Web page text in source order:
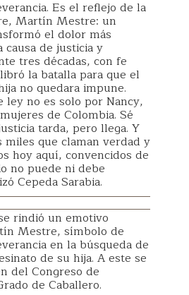
Es el reflejo de la
Martín Mestre: un
el dolor más
de justicia y
tres décadas, con fe
la batalla para que el
no quedara impune.
ley no es solo por Nancy,
de Colombia. Sé
tarda, pero llega. Y
que claman verdad y
hoy aquí, convencidos de
no puede ni debe
Cepeda Sarabia.
rindió un emotivo
Mestre, símbolo de
en la búsqueda de
de su hija. A este se
del Congreso de
de Caballero.